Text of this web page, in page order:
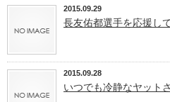
2015.09.29
長友佑都選手を応援し
2015.09.28
いつでも冷静なヤット